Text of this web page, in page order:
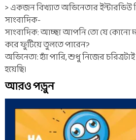
> একজন বিখ্যাত অভিনেতার ইন্টারভিউ
সাংবাদিক-
সাংবাদিক: আচ্ছা আপনি তো যে কোনো
করে ফুটিয়ে তুলতে পারেন?
অভিনেতা: হ্যাঁ পারি, শুধু নিজের
হয়েছি।
আরও পড়ুন